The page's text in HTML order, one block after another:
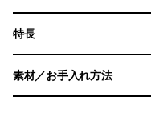
特長
素材／お手入れ方法